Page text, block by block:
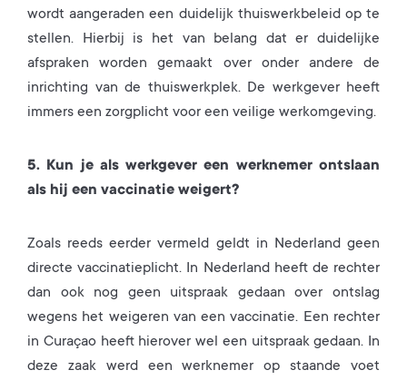
wordt aangeraden een duidelijk thuiswerkbeleid op te
stellen. Hierbij is het van belang dat er duidelijke
afspraken worden gemaakt over onder andere de
inrichting van de thuiswerkplek. De werkgever heeft
immers een zorgplicht voor een veilige werkomgeving.
5. Kun je als werkgever een werknemer ontslaan
als hij een vaccinatie weigert?
Zoals reeds eerder vermeld geldt in Nederland geen
directe vaccinatieplicht. In Nederland heeft de rechter
dan ook nog geen uitspraak gedaan over ontslag
wegens het weigeren van een vaccinatie. Een rechter
in Curaçao heeft hierover wel een uitspraak gedaan. In
deze zaak werd een werknemer op staande voet